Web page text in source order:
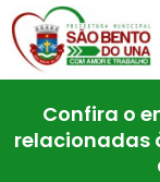
Confira o
relacionadas à